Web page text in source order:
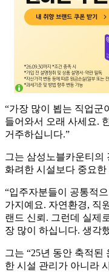
“가장 많이 뵙는 직업군
들어와서 오래 사세요.
거주하십니다.”
그는 삼성노블카운티의
화려한 시설보다 중요
“입주자분들이 공통적
가지예요. 자연환경, 직
랜드 신뢰. 그런데 실제
장 많이 하십니다. 생각
그는 “25년 동안 축적된
한 시설 관리가 아니라